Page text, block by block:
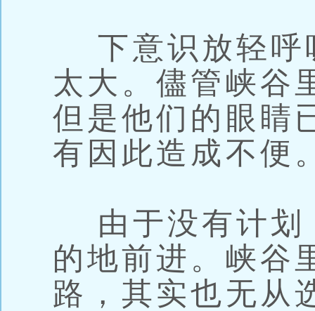
下意识放轻呼
太大。儘管峡谷
但是他们的眼睛
有因此造成不便
由于没有计划
的地前进。峡谷
路，其实也无从